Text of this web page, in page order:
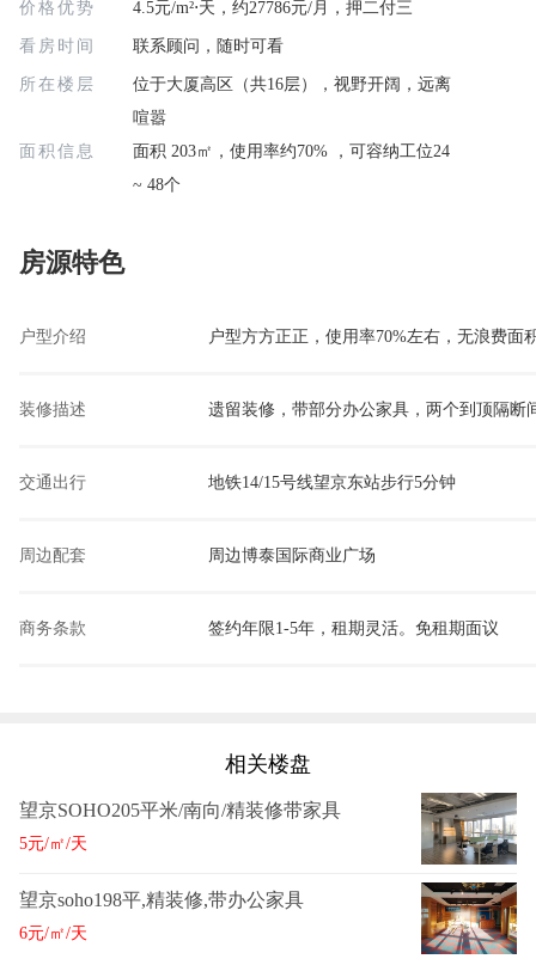
价格优势 4.5元/m²⋅天，约27786元/月，押二付三
看房时间 联系顾问，随时可看
所在楼层
位于大厦高区（共16层），视野开阔，远离
喧嚣
面积信息
面积 203㎡，使用率约70% ，可容纳工位24
~ 48个
房源特色
户型介绍 户型方方正正，使用率70%左右，无浪费面
装修描述 遗留装修，带部分办公家具，两个到顶隔断
交通出行 地铁14/15号线望京东站步行5分钟
周边配套 周边博泰国际商业广场
商务条款 签约年限1-5年，租期灵活。免租期面议
相关楼盘
望京SOHO205平米/南向/精装修带家具
5元/㎡/天
望京soho198平,精装修,带办公家具
6元/㎡/天